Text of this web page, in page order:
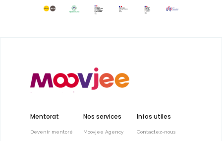
Mentorat
Devenir mentoré
Nos services
Moovjee Agency
Infos utiles
Contactez-nous